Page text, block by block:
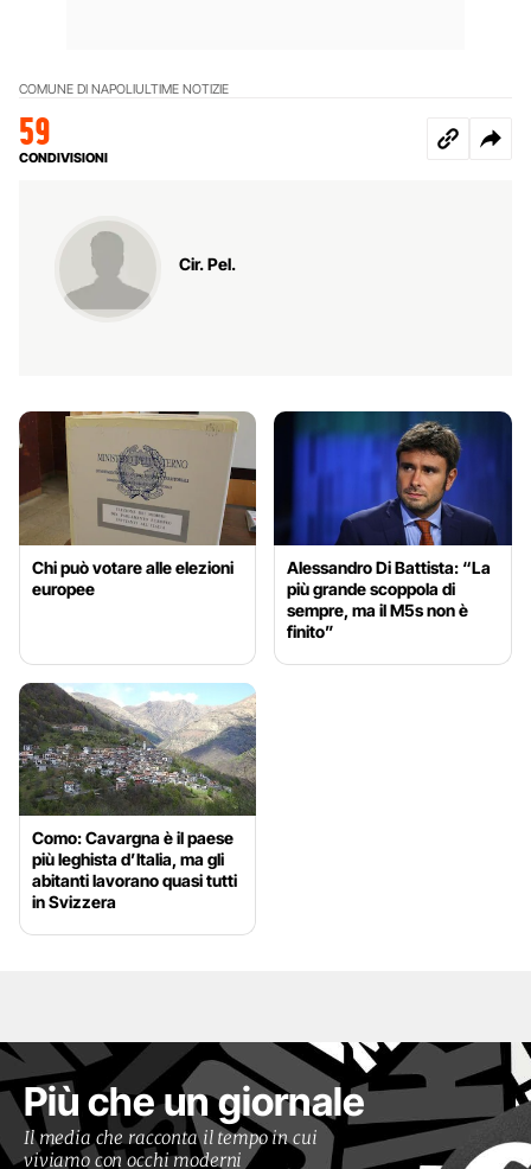
COMUNE DI NAPOLIULTIME NOTIZIE
59
CONDIVISIONI
Cir. Pel.
Chi può votare alle elezioni
europee
Alessandro Di Battista: “La
più grande scoppola di
sempre, ma il M5s non è
finito”
Como: Cavargna è il paese
più leghista d’Italia, ma gli
abitanti lavorano quasi tutti
in Svizzera
Più che un giornale
Il media che racconta il tempo in cui
viviamo con occhi moderni